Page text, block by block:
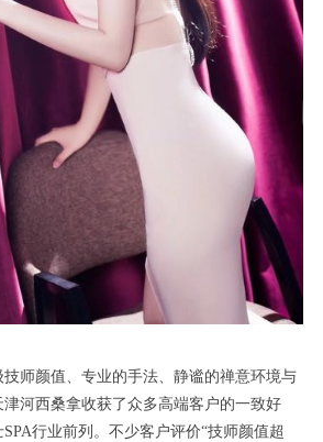
颜值、专业的手法、静谧的禅意环境与
河西桑拿收获了众多高端客户的一致好
行业前列。不少客户评价“技师颜值超